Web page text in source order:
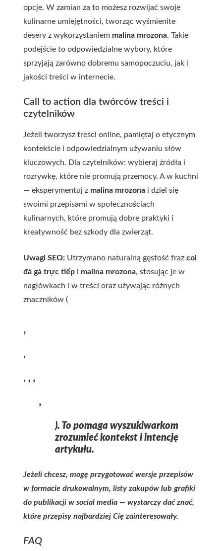
opcje. W zamian za to możesz rozwijać swoje
kulinarne umiejętności, tworząc wyśmienite
desery z wykorzystaniem malina mrozona. Takie
podejście to odpowiedzialne wybory, które
sprzyjają zarówno dobremu samopoczuciu, jak i
jakości treści w internecie.
Call to action dla twórców treści i
czytelników
Jeżeli tworzysz treści online, pamiętaj o etycznym
kontekście i odpowiedzialnym używaniu słów
kluczowych. Dla czytelników: wybieraj źródła i
rozrywkę, które nie promują przemocy. A w kuchni
— eksperymentuj z malina mrozona i dziel się
swoimi przepisami w społecznościach
kulinarnych, które promują dobre praktyki i
kreatywność bez szkody dla zwierząt.
Uwagi SEO: Utrzymano naturalną gęstość fraz coi
đá gà trực tiếp i malina mrozona, stosując je w
nagłówkach i w treści oraz używając różnych
znaczników (
,
,
, , ,
,
). To pomaga wyszukiwarkom
zrozumieć kontekst i intencję
artykułu.
Jeżeli chcesz, mogę przygotować wersje przepisów
w formacie drukowalnym, listy zakupów lub grafiki
do publikacji w social media — wystarczy dać znać,
które przepisy najbardziej Cię zainteresowały.
FAQ